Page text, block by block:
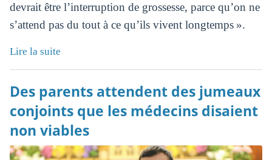
devrait être l’interruption de grossesse, parce qu’on ne
s’attend pas du tout à ce qu’ils vivent longtemps ».
Lire la suite
Des parents attendent des jumeaux
conjoints que les médecins disaient
non viables